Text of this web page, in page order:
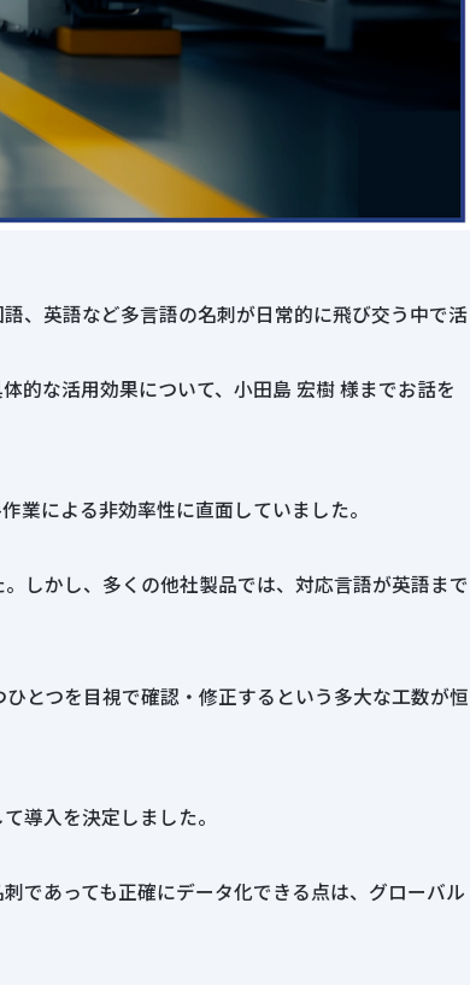
、英語など多言語の名刺が日常的に飛び交う中で活
的な活用効果について、小田島 宏樹 様までお話を
業による非効率性に直面していました。
しかし、多くの他社製品では、対応言語が英語まで
とつを目視で確認・修正するという多大な工数が恒
導入を決定しました。
であっても正確にデータ化できる点は、グローバル